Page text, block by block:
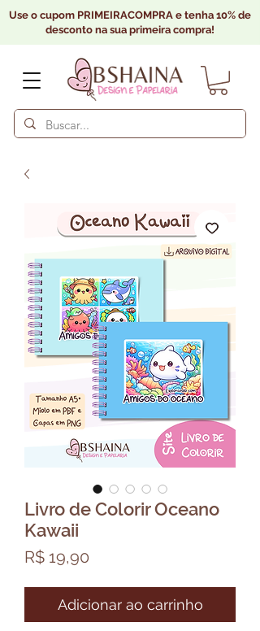
Use o cupom PRIMEIRACOMPRA e tenha 10% de
desconto na sua primeira compra!
Livro de Colorir Oceano
Kawaii
R$ 19,90
Adicionar ao carrinho